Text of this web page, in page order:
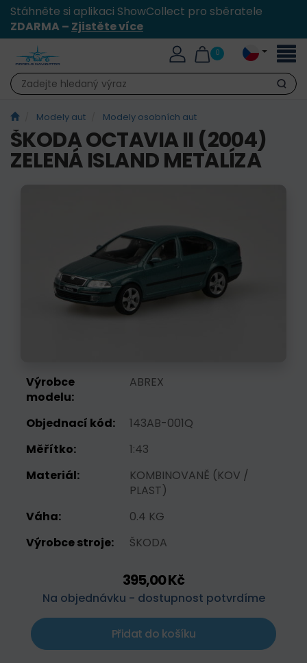
Stáhněte si aplikaci ShowCollect pro sběratele
ZDARMA – Zjistěte více
0
Hledat
Modely aut Modely osobních aut
ŠKODA OCTAVIA II (2004)
ZELENÁ ISLAND METALÍZA
Výrobce
modelu:
ABREX
Objednací kód:
143AB-001Q
Měřítko:
1:43
Materiál:
KOMBINOVANĚ (KOV /
PLAST)
Váha:
0.4 KG
Výrobce stroje:
ŠKODA
395,00 Kč
Na objednávku - dostupnost potvrdíme
Přidat do košíku